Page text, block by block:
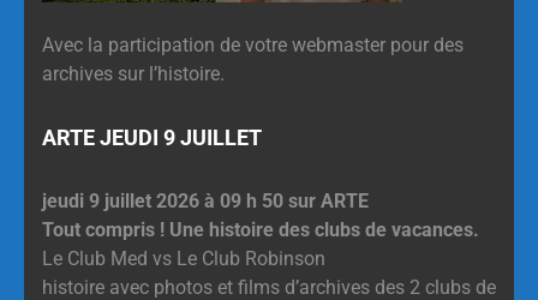
Avec la participation de votre webmaster pour des
archives sur l’histoire.
ARTE JEUDI 9 JUILLET
jeudi 9 juillet 2026 à 09 h 50 sur ARTE
Tout compris ! Une histoire des clubs de vacances.
Le Club Med vs Le Club Robinson
histoire avec photos et films d’archives des 2 clubs de